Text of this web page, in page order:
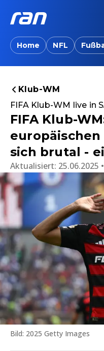
Home NFL
Klub-WM
FIFA Klub-WM live in
FIFA Klub-
sich brutal -
Aktualisiert: 25.06.2025
Bild: 2025 Getty Images